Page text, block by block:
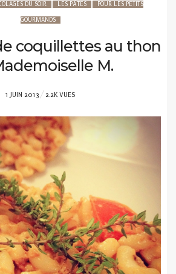
DU SOIR LES PÂTES POUR LES PETITS
GOURMANDS
coquillettes au thon
M.
POSTED
1 JUIN 2013 2.2K VUES